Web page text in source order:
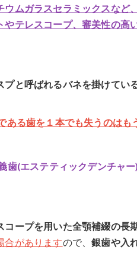
ムガラスセラミックスなど
テレスコープ、審美性の高
と呼ばれるバネを掛けてい
る歯を１本でも失うのはも
歯(エステティックデンチャー)
ープを用いた全顎補綴の長
合がありますので、銀歯や入